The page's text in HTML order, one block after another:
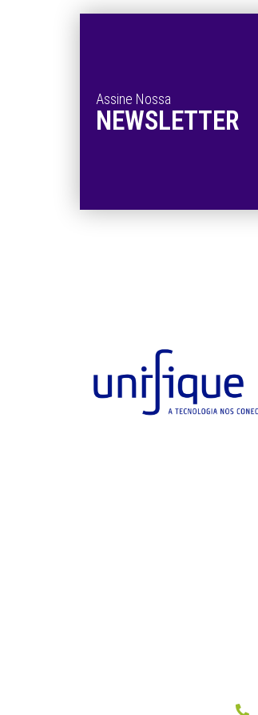
Assine Nossa
NEWSLETTER